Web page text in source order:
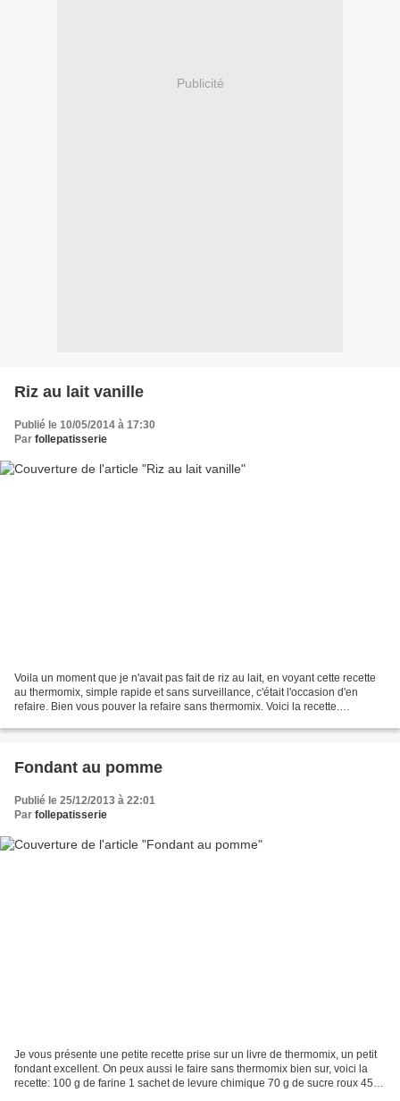
Publicité
Riz au lait vanille
Publié le 10/05/2014 à 17:30
Par follepatisserie
Voila un moment que je n'avait pas fait de riz au lait, en voyant cette recette
au thermomix, simple rapide et sans surveillance, c'était l'occasion d'en
refaire. Bien vous pouver la refaire sans thermomix. Voici la recette.
Fondant au pomme
Publié le 25/12/2013 à 22:01
Par follepatisserie
Je vous présente une petite recette prise sur un livre de thermomix, un petit
fondant excellent. On peux aussi le faire sans thermomix bien sur, voici la
recette: 100 g de farine 1 sachet de levure chimique 70 g de sucre roux 45 g